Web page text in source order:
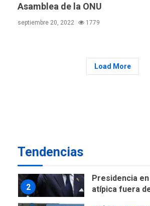
Asamblea de la ONU
septiembre 20, 2022 1779
Load More
Tendencias
ÚLTIMA HORA
2
Presidencia
atípica fuera